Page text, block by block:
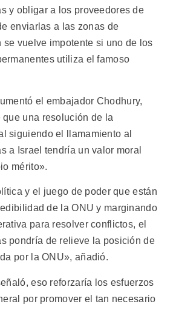
y obligar a los proveedores de
enviarlas a las zonas de
se vuelve impotente si uno de los
utiliza el famoso
el embajador Chodhury,
que una resolución de la
siguiendo el llamamiento al
a Israel tendría un valor moral
mérito».
y el juego de poder que están
de la ONU y marginando
para resolver conflictos, el
pondría de relieve la posición de
por la ONU», añadió.
eso reforzaría los esfuerzos
por promover el tan necesario